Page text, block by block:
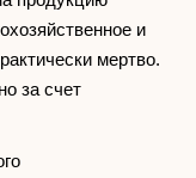
и
мертво.
за счет